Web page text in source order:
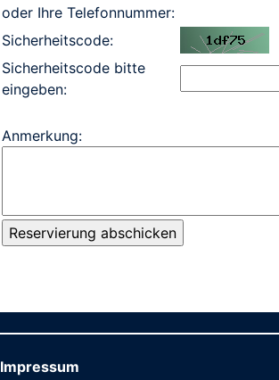
oder Ihre Telefonnummer:
Sicherheitscode:
Sicherheitscode bitte
eingeben:
Anmerkung:
Impressum